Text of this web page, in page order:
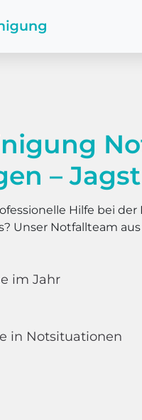
–
Hilfe bei
Unser Notfallteam
im Jahr
in Notsituationen